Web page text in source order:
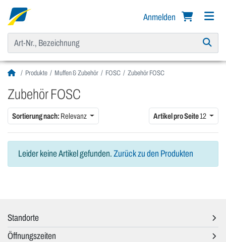
Anmelden
Produkte Muffen & Zubehör FOSC Zubehör FOSC
Zubehör FOSC
Sortierung nach: Relevanz Artikel pro Seite12
Leider keine Artikel gefunden. Zurück zu den Produkten
Standorte
Öffnungszeiten